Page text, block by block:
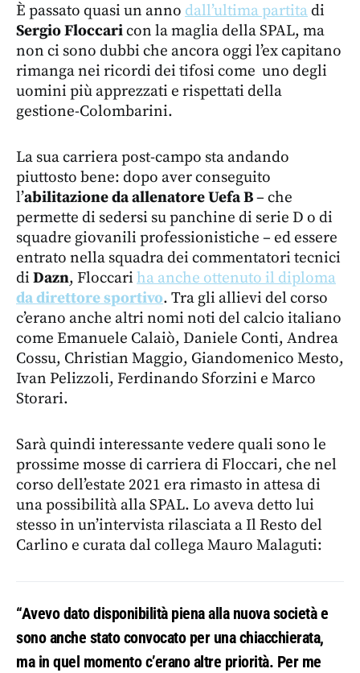
È passato quasi un anno dall’ultima partitadi
Sergio Floccaricon la maglia della SPAL, ma
non ci sono dubbi che ancora oggi l’ex capitano
rimanga nei ricordi dei tifosi come uno degli
uomini più apprezzati e rispettati della
gestione-Colombarini.
La sua carriera post-campo sta andando
piuttosto bene: dopo aver conseguito
l’abilitazione da allenatore Uefa B– che
permette di sedersi su panchine di serie D o di
squadre giovanili professionistiche – ed essere
entrato nella squadra dei commentatori tecnici
di Dazn, Floccari ha anche ottenuto il diploma
da direttore sportivo. Tra gli allievi del corso
c’erano anche altri nomi noti del calcio italiano
come Emanuele Calaiò, Daniele Conti, Andrea
Cossu, Christian Maggio, Giandomenico Mesto,
Ivan Pelizzoli, Ferdinando Sforzini e Marco
Storari.
Sarà quindi interessante vedere quali sono le
prossime mosse di carriera di Floccari, che nel
corso dell’estate 2021 era rimasto in attesa di
una possibilità alla SPAL. Lo aveva detto lui
stesso in un’intervista rilasciata a Il Resto del
Carlino e curata dal collega Mauro Malaguti:
“Avevo dato disponibilità piena alla nuova società e
sono anche stato convocato per una chiacchierata,
ma in quel momento c’erano altre priorità. Per me